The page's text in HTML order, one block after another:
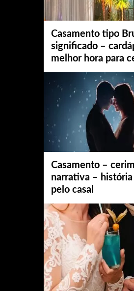
Casamento tipo
significado –
melhor hora para
Casamento –
narrativa – história
pelo casal